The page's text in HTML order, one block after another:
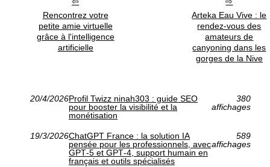
Rencontrez votre
petite amie virtuelle
grâce à l'intelligence
artificielle
Arteka Eau Vive : le
rendez-vous des
amateurs de
canyoning dans les
gorges de la Nive
20/4/2026Profil Twizz ninah303 : guide SEO
pour booster la visibilité et la
monétisation
380
affichages
19/3/2026ChatGPT France : la solution IA
pensée pour les professionnels, avec
GPT‑5 et GPT‑4, support humain en
français et outils spécialisés
589
affichages